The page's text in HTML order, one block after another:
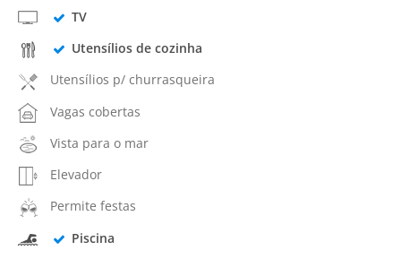
TV
Utensílios de cozinha
Utensílios p/ churrasqueira
Vagas cobertas
Vista para o mar
Elevador
Permite festas
Piscina